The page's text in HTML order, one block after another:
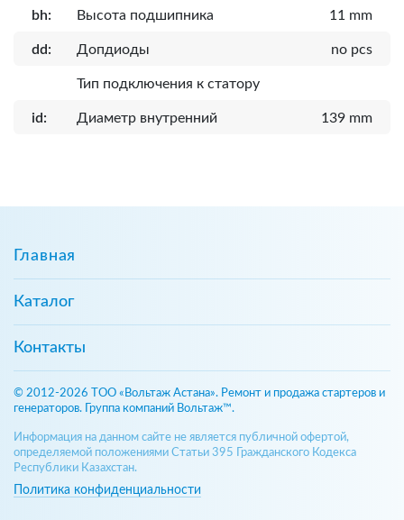
bh: Высота подшипника 11 mm
dd: Допдиоды no pcs
Тип подключения к статору
id: Диаметр внутренний 139 mm
Главная
Каталог
Контакты
© 2012-2026 ТОО «Вольтаж Астана». Ремонт и продажа стартеров и
генераторов. Группа компаний Вольтаж™.
Информация на данном сайте не является публичной офертой,
определяемой положениями Статьи 395 Гражданского Кодекса
Республики Казахстан.
Политика конфиденциальности